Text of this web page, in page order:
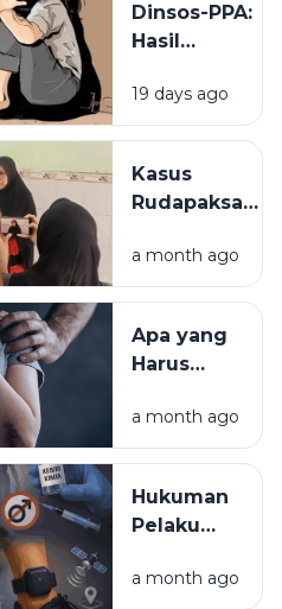
Tangani
Kasus
Anak
Dinsos-PPA:
Hasil
Sementara
Menunjukkan
Rudapaksa
27 Pelaku di
Tidak Hamil
19 days ago
Kasus
Rudapaksa
Alarm, MUI
Sampang
Pemerintah
Evaluasi
Perlindungan
Korban
a month ago
Apa yang
Harus
Jika Anak
Menjadi
Kekerasan
Seksual?
Langkah
a month ago
Hukuman
Pelaku
Anak di
a month ago